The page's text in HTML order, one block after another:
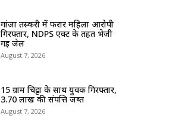
गांजा तस्करी में फरार महिला आरोपी
गिरफ्तार, NDPS एक्ट के तहत भेजी
गई जेल
August 7, 2026
15 ग्राम चिट्टा के साथ युवक गिरफ्तार,
3.70 लाख की संपत्ति जब्त
August 7, 2026